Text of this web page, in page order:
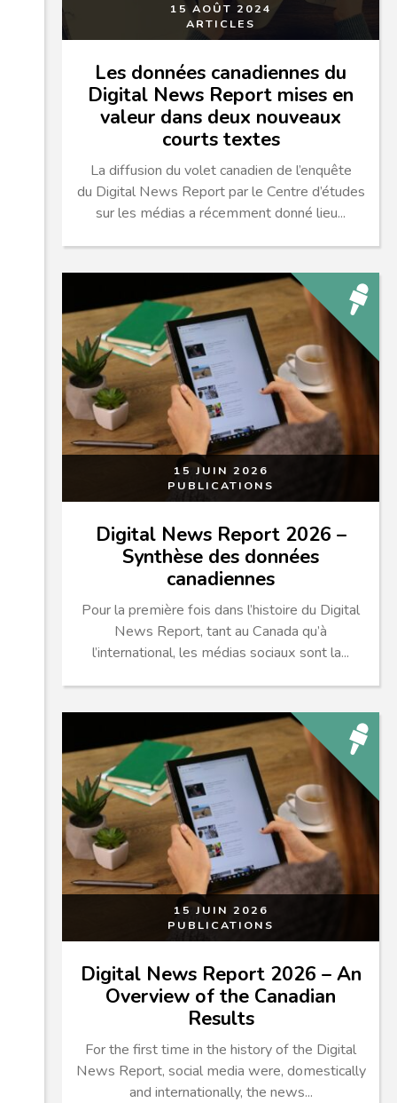
15 AOÛT 2024
ARTICLES
Les données canadiennes du
Digital News Report mises en
valeur dans deux nouveaux
courts textes
La diffusion du volet canadien de l’enquête
du Digital News Report par le Centre d’études
sur les médias a récemment donné lieu...
15 JUIN 2026
PUBLICATIONS
Digital News Report 2026 –
Synthèse des données
canadiennes
Pour la première fois dans l’histoire du Digital
News Report, tant au Canada qu’à
l’international, les médias sociaux sont la...
15 JUIN 2026
PUBLICATIONS
Digital News Report 2026 – An
Overview of the Canadian
Results
For the first time in the history of the Digital
News Report, social media were, domestically
and internationally, the news...